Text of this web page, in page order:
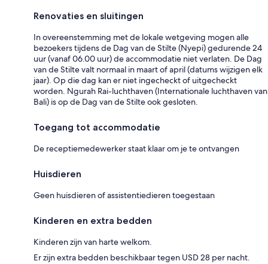
Renovaties en sluitingen
In overeenstemming met de lokale wetgeving mogen alle
bezoekers tijdens de Dag van de Stilte (Nyepi) gedurende 24
uur (vanaf 06.00 uur) de accommodatie niet verlaten. De Dag
van de Stilte valt normaal in maart of april (datums wijzigen elk
jaar). Op die dag kan er niet ingecheckt of uitgecheckt
worden. Ngurah Rai-luchthaven (Internationale luchthaven van
Bali) is op de Dag van de Stilte ook gesloten.
Toegang tot accommodatie
De receptiemedewerker staat klaar om je te ontvangen
Huisdieren
Geen huisdieren of assistentiedieren toegestaan
Kinderen en extra bedden
Kinderen zijn van harte welkom.
Er zijn extra bedden beschikbaar tegen USD 28 per nacht.